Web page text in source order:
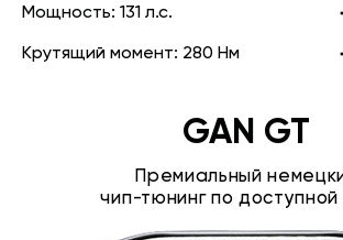
Мощность: 131 л.с.
Крутящий момент: 280 Нм
GAN GT
Премиальный
чип-тюнинг по